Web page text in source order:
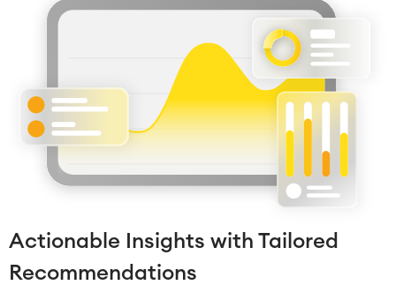
SOLUZIONI
Gestione dei servizi
Gestione dei servizi IT e CMDB
Percorso di gestione dei servizi
Gestione dei servizi aziendali
Gestione delle risorse
Servizio clienti omnicanale
Manutenzione industriale
Conoscenza e informazione
Riunioni
Intranet sociale
Ufficio virtuale
SERVIZI
Actionable Insights with Tailored
Recommendations